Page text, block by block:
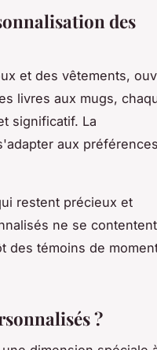
des
et des vêtements,
livres aux mugs,
significatif. La
aux
restent précieux et
ne se
des témoins de
?